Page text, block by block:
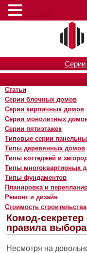
Серии
Статьи
Серии блочных домов
Серии кирпичных домов
Серии монолитных
Серии пятиэтажек
Типовые серии
Типы деревянных домов
Типы коттеджей и
Типы многоквартирных
Типы фундаментов
Планировка и
Ремонт и дизайн
Стоимость строительства
Комод-
правила выбора
Несмотря на